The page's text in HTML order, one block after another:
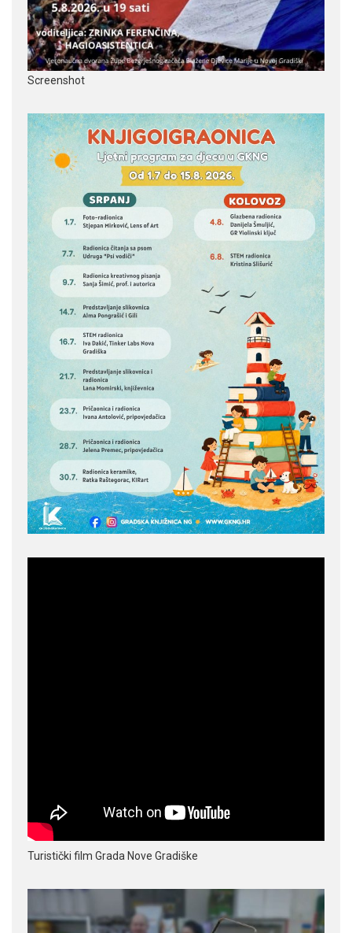
Screenshot
Turistički film Grada Nove Gradiške